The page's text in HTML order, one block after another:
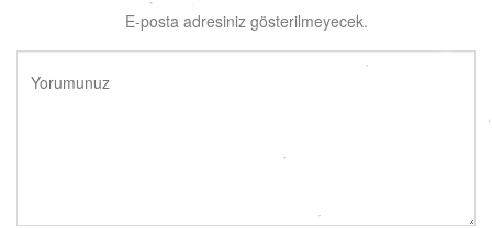
E-posta adresiniz gösterilmeyecek.